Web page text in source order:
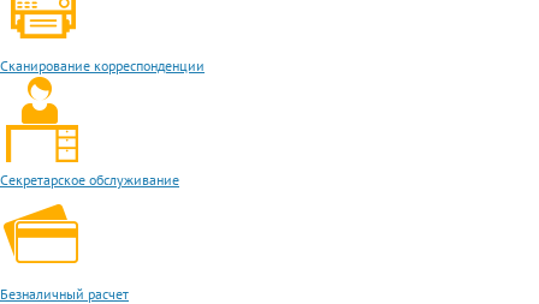
Сканирование корреспонденции
Секретарское обслуживание
Безналичный расчет